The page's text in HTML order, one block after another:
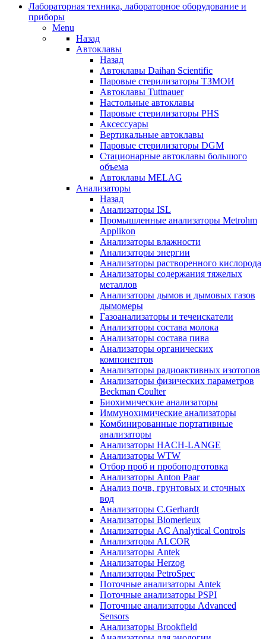
Лабораторная техника, лабораторное оборудование и
приборы
Menu
Назад
Автоклавы
Назад
Автоклавы Daihan Scientific
Паровые стерилизаторы ТЗМОИ
Автоклавы Tuttnauer
Наcтольные автоклавы
Паровые стерилизаторы PHS
Аксессуары
Вертикальные автоклавы
Паровые стерилизаторы DGM
Стационарные автоклавы большого
объема
Автоклавы MELAG
Анализаторы
Назад
Анализаторы ISL
Промышленные анализаторы Metrohm
Applikon
Анализаторы влажности
Анализаторы энергии
Анализаторы растворенного кислорода
Анализаторы содержания тяжелых
металлов
Анализаторы дымов и дымовых газов
дымомеры
Газоанализаторы и течеискатели
Анализаторы состава молока
Анализаторы состава пива
Анализаторы органических
компонентов
Анализаторы радиоактивных изотопов
Анализаторы физических параметров
Beckman Coulter
Биохимические анализаторы
Иммунохимические анализаторы
Комбинированные портативные
анализаторы
Анализаторы HACH-LANGE
Анализаторы WTW
Отбор проб и пробоподготовка
Анализаторы Anton Paar
Анализ почв, грунтовых и сточных
вод
Анализаторы C.Gerhardt
Анализаторы Biomerieux
Анализаторы AC Analytical Controls
Анализаторы ALCOR
Анализаторы Antek
Анализаторы Herzog
Анализаторы PetroSpec
Поточные анализаторы Antek
Поточные анализаторы PSPI
Поточные анализаторы Advanced
Sensors
Анализаторы Brookfield